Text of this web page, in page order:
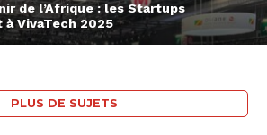
de l’Afrique : les Startups
VivaTech 2025
PLUS DE SUJETS